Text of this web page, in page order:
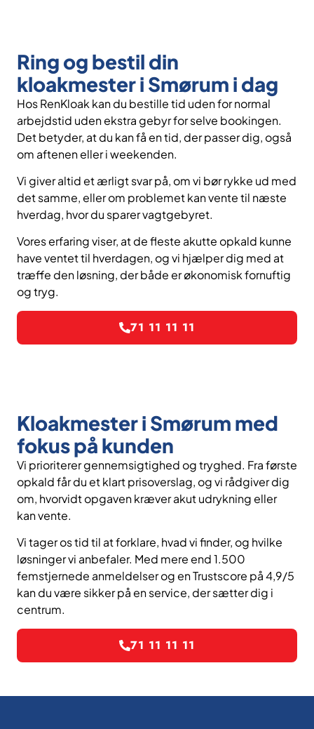
Ring og bestil din
kloakmester i Smørum i dag
Hos RenKloak kan du bestille tid uden for normal
arbejdstid uden ekstra gebyr for selve bookingen.
Det betyder, at du kan få en tid, der passer dig, også
om aftenen eller i weekenden.
Vi giver altid et ærligt svar på, om vi bør rykke ud med
det samme, eller om problemet kan vente til næste
hverdag, hvor du sparer vagtgebyret.
Vores erfaring viser, at de fleste akutte opkald kunne
have ventet til hverdagen, og vi hjælper dig med at
træffe den løsning, der både er økonomisk fornuftig
og tryg.
71 11 11 11
Kloakmester i Smørum med
fokus på kunden
Vi prioriterer gennemsigtighed og tryghed. Fra første
opkald får du et klart prisoverslag, og vi rådgiver dig
om, hvorvidt opgaven kræver akut udrykning eller
kan vente.
Vi tager os tid til at forklare, hvad vi finder, og hvilke
løsninger vi anbefaler. Med mere end 1.500
femstjernede anmeldelser og en Trustscore på 4,9/5
kan du være sikker på en service, der sætter dig i
centrum.
71 11 11 11